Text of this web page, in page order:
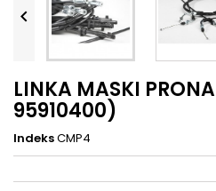


LINKA MASKI
95910400)
IndeksCMP4